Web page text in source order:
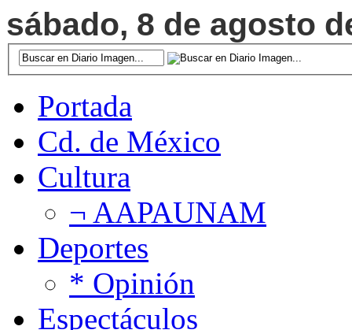
sábado, 8 de agosto
Portada
Cd. de México
Cultura
¬ AAPAUNAM
Deportes
* Opinión
Espectáculos